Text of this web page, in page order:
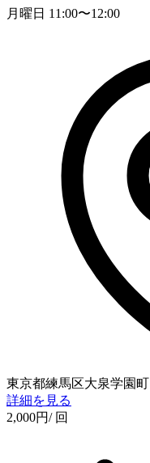
月曜日 11:00〜12:00
東京都練馬区大泉学園町
詳細を見る
2,000円/ 回